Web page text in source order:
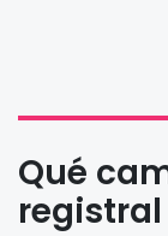
Qué